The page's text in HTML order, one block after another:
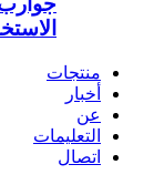
منتجات
أخبار
عن
التعليمات
اتصال